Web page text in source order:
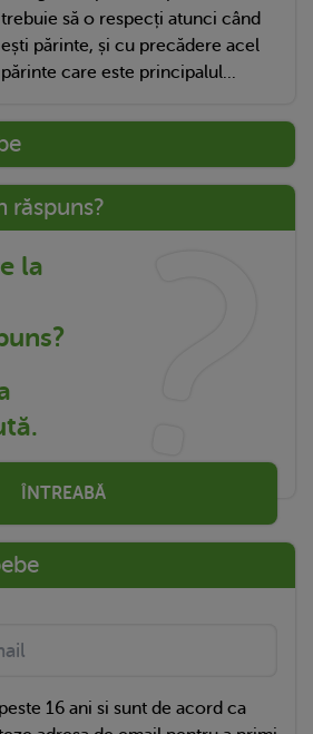
trebuie să o respecți atunci când
ești părinte, și cu precădere acel
părinte care este principalul...
răspuns?
la
ÎNTREABĂ
16 ani si sunt de acord ca